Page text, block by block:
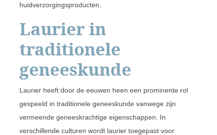
huidverzorgingsproducten.
Laurier in
traditionele
geneeskunde
Laurier heeft door de eeuwen heen een prominente rol
gespeeld in traditionele geneeskunde vanwege zijn
vermeende geneeskrachtige eigenschappen. In
verschillende culturen wordt laurier toegepast voor